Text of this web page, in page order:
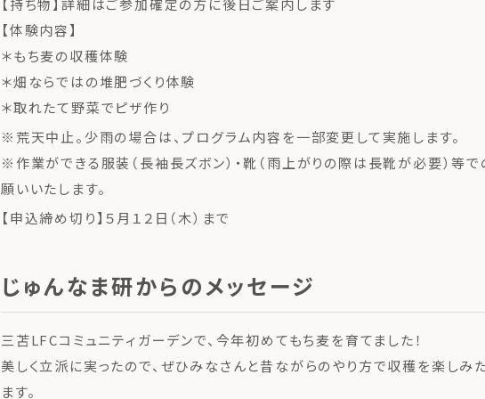
【体験内容】
＊もち麦の収穫体験
＊畑ならではの堆肥づくり体験
＊取れたて野菜でピザ作り
※荒天中止。少雨の場合は、プログラム内容を一部変更して実施します。
※作業ができる服装（長袖長ズボン）・靴（雨上がりの際は長靴が必要）等
願いいたします。
【申込締め切り】５月１２日（木）まで
じゅんなま研からのメッセージ
三苫LFCコミュニティガーデンで、今年初めてもち麦を育てました！
美しく立派に実ったので、ぜひみなさんと昔ながらのやり方で収穫を楽しみ
ます。